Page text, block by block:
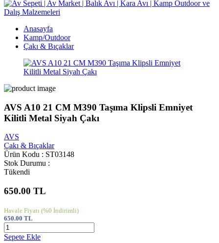
Anasayfa
Kamp/Outdoor
Çakı & Bıçaklar
AVS A10 21 CM M390 Taşıma Klipsli Emniyet
Kilitli Metal Siyah Çakı
AVS
Çakı & Bıçaklar
Ürün Kodu : ST03148
Stok Durumu :
Tükendi
650.00 TL
Havale Fiyatı (%0 İndirimli)
650.00 TL
Sepete Ekle